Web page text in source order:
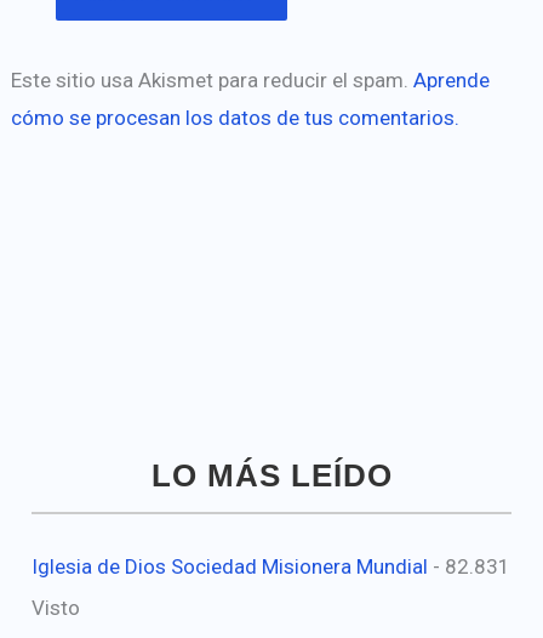
Este sitio usa Akismet para reducir el spam.Aprende
cómo se procesan los datos de tus comentarios.
LO MÁS LEÍDO
Iglesia de Dios Sociedad Misionera Mundial - 82.831
Visto